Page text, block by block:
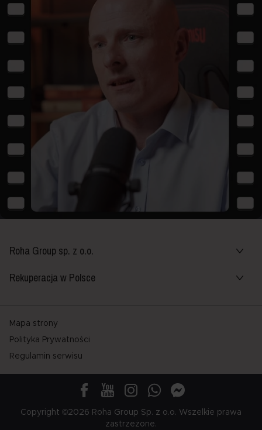
Roha Group sp. z o.o.
Rekuperacja w Polsce
Mapa strony
Polityka Prywatności
Regulamin serwisu
Copyright ©2026 Roha Group Sp. z o.o. Wszelkie prawa
zastrzeżone.